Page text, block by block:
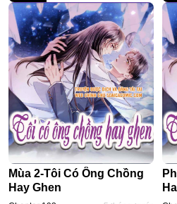
Truyện Hot
Truyện Mới Đăng
Truyện Hoàn Thành
Action
Truyện Màu
Manhua
Manhwa
Fantasy
Romance
Comedy
Drama
Truyện chữ
Tùy Chỉnh
Đăng Nhập
Mùa 2-Tôi Có Ông Chồng
Hay Ghen